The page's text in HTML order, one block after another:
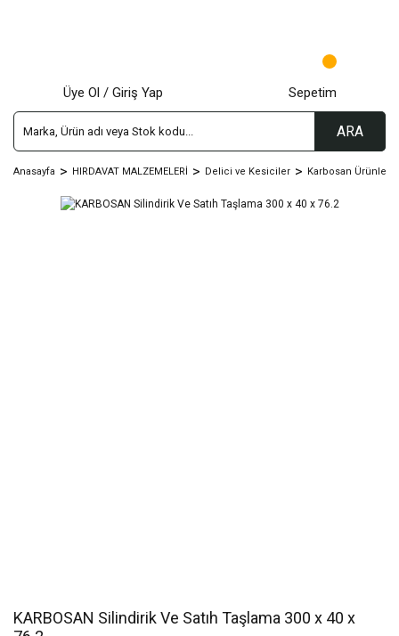
ARA
Üye Ol / Giriş Yap Sepetim
Anasayfa HIRDAVAT MALZEMELERİ Delici ve Kesiciler Karbosan Ürünleri
KARBOSAN Silindirik Ve Satıh Taşlama 300 x 40 x